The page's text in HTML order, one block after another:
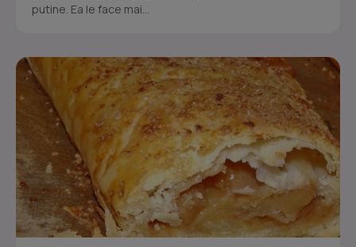
putine. Ea le face mai...